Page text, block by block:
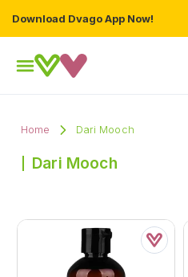
Download Dvago App Now!
Home Dari Mooch
Dari Mooch